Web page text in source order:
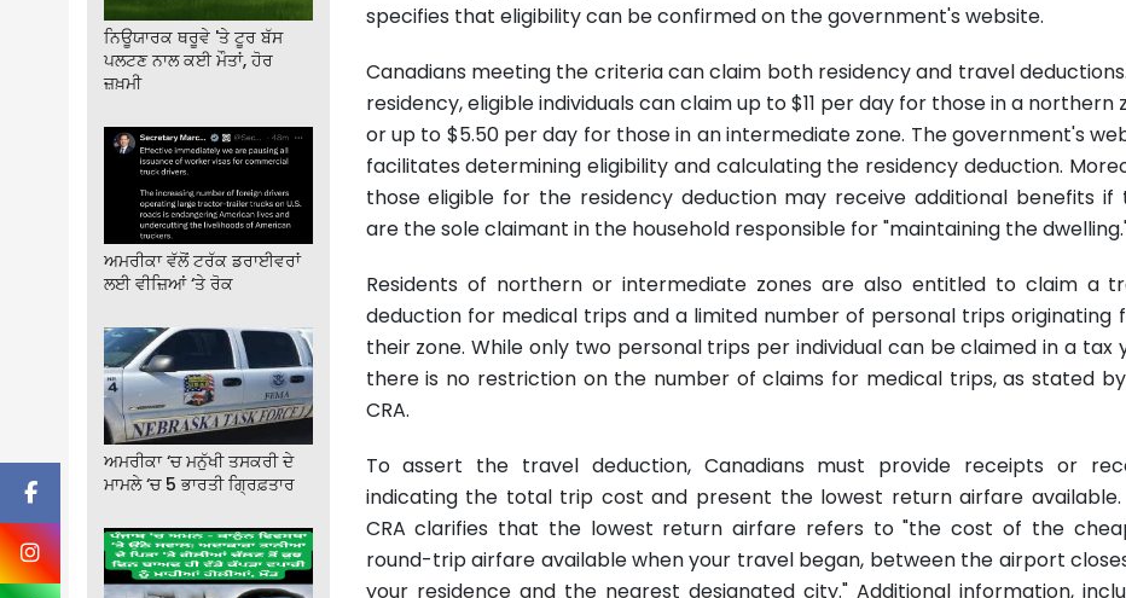
ਨਿਊਯਾਰਕ ਥਰੂਵੇ 'ਤੇ ਟੂਰ ਬੱਸ
ਪਲਟਣ ਨਾਲ ਕਈ ਮੌਤਾਂ, ਹੋਰ
ਜ਼ਖ਼ਮੀ
ਅਮਰੀਕਾ ਵੱਲੋਂ ਟਰੱਕ ਡਰਾਈਵਰਾਂ
ਲਈ ਵੀਜ਼ਿਆਂ ‘ਤੇ ਰੋਕ
ਅਮਰੀਕਾ ‘ਚ ਮਨੁੱਖੀ ਤਸਕਰੀ ਦੇ
ਮਾਮਲੇ ‘ਚ 5 ਭਾਰਤੀ ਗ੍ਰਿਫ਼ਤਾਰ
specifies that eligibility can be confirmed on the government's website.
Canadians meeting the criteria can claim both residency and travel
residency, eligible individuals can claim up to $11 per day for those in a northern
or up to $5.50 per day for those in an intermediate zone. The government's
facilitates determining eligibility and calculating the residency deduction.
those eligible for the residency deduction may receive additional benefits if
are the sole claimant in the household responsible for "maintaining the
Residents of northern or intermediate zones are also entitled to claim a
deduction for medical trips and a limited number of personal trips originating
their zone. While only two personal trips per individual can be claimed in a tax
there is no restriction on the number of claims for medical trips, as stated
CRA.
To assert the travel deduction, Canadians must provide receipts or
indicating the total trip cost and present the lowest return airfare available.
CRA clarifies that the lowest return airfare refers to "the cost of the
round-trip airfare available when your travel began, between the airport
your residence and the nearest designated city." Additional information,